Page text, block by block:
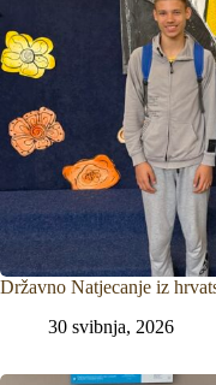
Državno Natjecanje iz
30 svibnja, 2026